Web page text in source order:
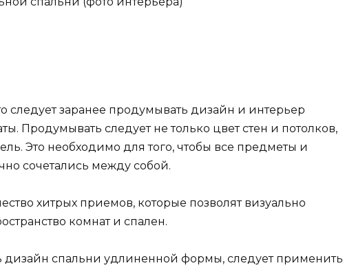
следует заранее продумывать дизайн и интерьер
Продумывать следует не только цвет стен и потолков,
Это необходимо для того, чтобы все предметы и
сочетались между собой.
хитрых приемов, которые позволят визуально
комнат и спален.
дизайн спальни удлиненной формы, следует применить